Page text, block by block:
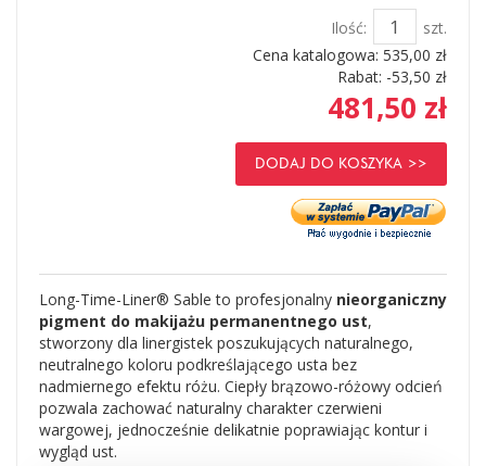
Ilość:
szt.
Cena katalogowa: 535,00 zł
Rabat: -53,50 zł
481,50 zł
DODAJ DO KOSZYKA
Long-Time-Liner® Sable to profesjonalny nieorganiczny
pigment do makijażu permanentnego ust,
stworzony dla linergistek poszukujących naturalnego,
neutralnego koloru podkreślającego usta bez
nadmiernego efektu różu. Ciepły brązowo-różowy odcień
pozwala zachować naturalny charakter czerwieni
wargowej, jednocześnie delikatnie poprawiając kontur i
wygląd ust.